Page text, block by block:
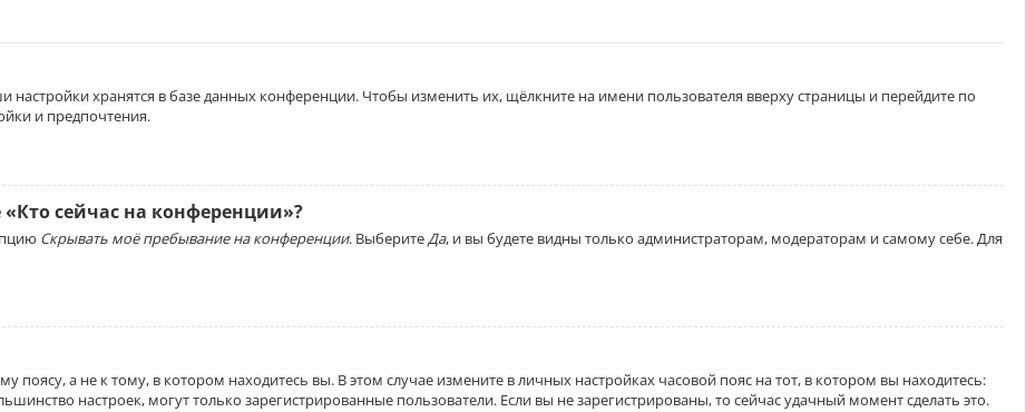
настройки хранятся в базе данных конференции. Чтобы изменить их, щёлкните на имени пользователя вверху страницы и перейдите по
и предпочтения.
сейчас на конференции»?
Скрывать моё пребывание на конференции. Выберите Да, и вы будете видны только администраторам, модераторам и самому себе. Для
а не к тому, в котором находитесь вы. В этом случае измените в личных настройках часовой пояс на тот, в котором вы находитесь:
настроек, могут только зарегистрированные пользователи. Если вы не зарегистрированы, то сейчас удачный момент сделать это.